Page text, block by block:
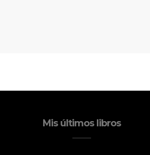
Mis últimos libros